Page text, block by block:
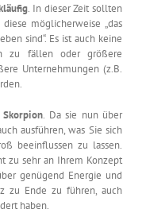
. In dieser Zeit sollten
möglicherweise „das
sind“. Es ist auch keine
zu fällen oder größere
Unternehmungen (z.B.
. Da sie nun über
ausführen, was Sie sich
beeinflussen zu lassen.
zu sehr an Ihrem Konzept
genügend Energie und
zu Ende zu führen, auch
haben.